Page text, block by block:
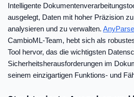
Intelligente
ausgelegt, Daten mit hoher Präzision
analysieren und zu verwalten.
CambioML-Team, hebt sich als
Tool hervor, das die wichtigsten
Sicherheitsherausforderungen im
seinem einzigartigen Funktions- und